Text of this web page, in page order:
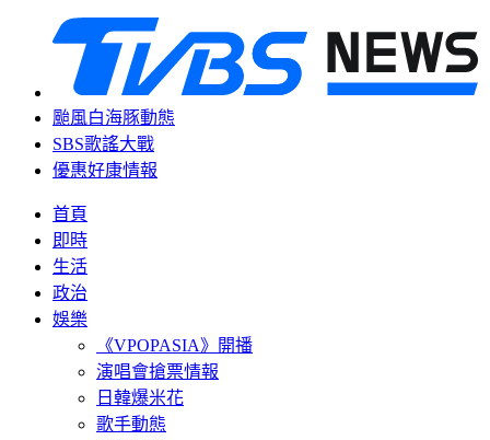
颱風白海豚動態
SBS歌謠大戰
優惠好康情報
首頁
即時
生活
政治
娛樂
《VPOPASIA》開播
演唱會搶票情報
日韓爆米花
歌手動態